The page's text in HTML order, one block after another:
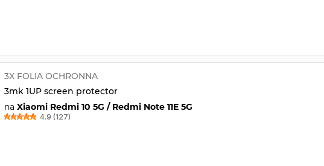
3X FOLIA OCHRONNA
3mk 1UP screen protector
na Xiaomi Redmi 10 5G / Redmi Note 11E 5G
4.9 (127)